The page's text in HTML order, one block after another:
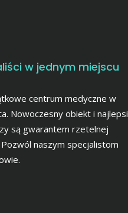
w jednym miejscu
centrum medyczne w
Nowoczesny obiekt i najlepsi
są gwarantem rzetelnej
naszym specjalistom